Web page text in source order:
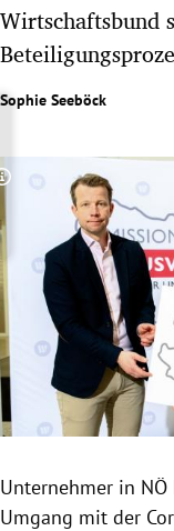
Untermenü
Untermenü
Untermenü
Untermenü
Untermenü
Untermenü
Wirtschaftsbund
Sophie Seeböck
Copyright-Hinweis
Unternehmer in
Umgang mit der